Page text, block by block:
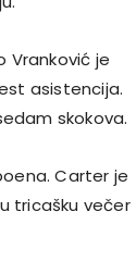
Vranković je
asistencija.
skokova.
Carter je
tricašku večer